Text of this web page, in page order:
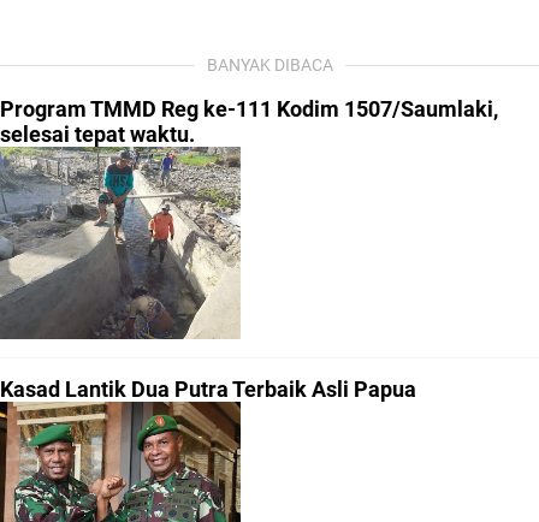
BANYAK DIBACA
Program TMMD Reg ke-111 Kodim 1507/Saumlaki,
selesai tepat waktu.
Kasad Lantik Dua Putra Terbaik Asli Papua